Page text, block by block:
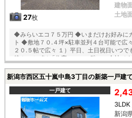
27枚
建物
土地
◆みらいエコ７５万円 ◆いまだけお好みに
ト ◆敷地７０.４坪×駐車並列４台可能で広
２０.５帖で広々 １）平日、土日祝日いつでもご案内いたします ２）越
後ホームズは「住宅ローンに強い」会社で
実施中 ■自動洗浄機能付きの外壁サイディング ■地震に強い「耐震等級
３」の家！ ■厳しい第三者機関検査による
■「ベタ基礎」「地盤改良工事」実施！ ■
３５年まで延長可） ■年中無休のアフター
■浴室乾燥機で天候に左右されずお洗濯が可能 【教育】 西内野
徒歩２２分 内野中学校 徒歩１２分
新潟市西区五十嵐中島3丁目の新築一戸建て
一戸建て
新潟